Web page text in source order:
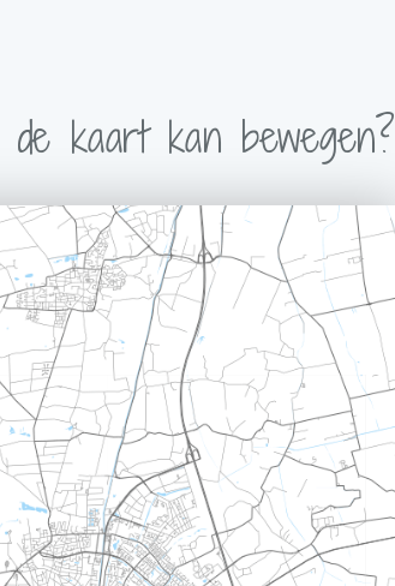
kaart kan bewegen?